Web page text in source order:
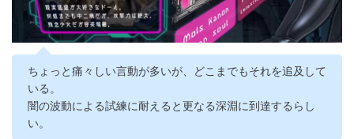
ちょっと痛々しい言動が多いが、どこまでもそれを追及して
いる。
闇の波動による試練に耐えると更なる深淵に到達するらし
い。